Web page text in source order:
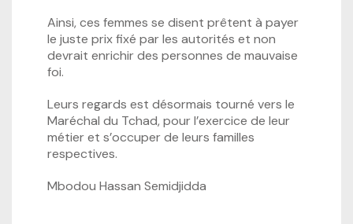
Ainsi, ces femmes se disent prêtent à payer
le juste prix fixé par les autorités et non
devrait enrichir des personnes de mauvaise
foi.
Leurs regards est désormais tourné vers le
Maréchal du Tchad, pour l’exercice de leur
métier et s’occuper de leurs familles
respectives.
Mbodou Hassan Semidjidda